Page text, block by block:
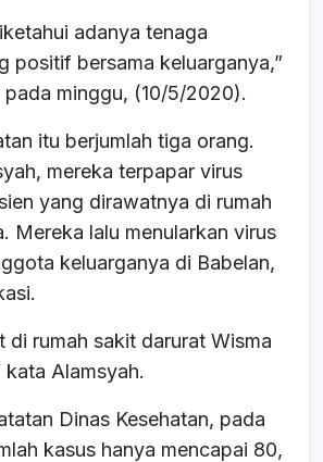
adanya tenaga
positif bersama keluarganya,”
pada minggu, (10/5/2020).
itu berjumlah tiga orang.
mereka terpapar virus
yang dirawatnya di rumah
Mereka lalu menularkan virus
keluarganya di Babelan,
di rumah sakit darurat Wisma
Alamsyah.
Dinas Kesehatan, pada
kasus hanya mencapai 80,